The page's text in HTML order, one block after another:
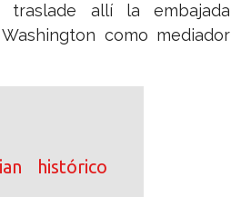
allí la embajada
como mediador
histórico